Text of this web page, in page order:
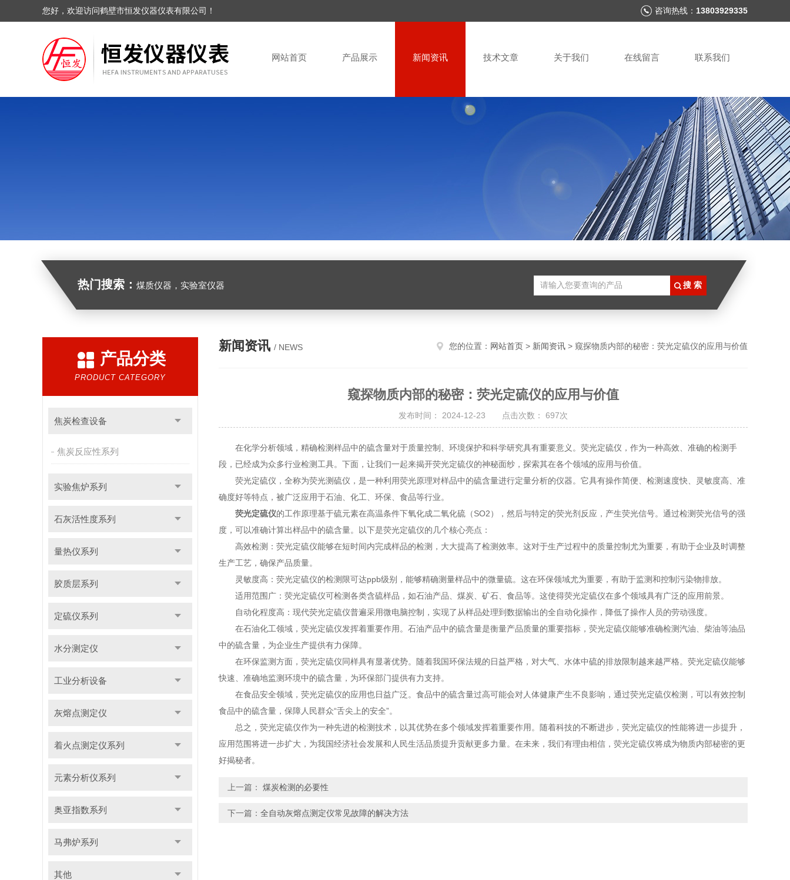
您好，欢迎访问鹤壁市恒发仪器仪表有限公司！ 咨询热线： 13803929335
网站首页 产品展示 新闻资讯 技术文章 关于我们 在线留言 联系我们
热门搜索： 煤质仪器，实验室仪器
产品分类
PRODUCT CATEGORY
焦炭检查设备
焦炭反应性系列
实验焦炉系列
石灰活性度系列
量热仪系列
胶质层系列
定硫仪系列
水分测定仪
工业分析设备
灰熔点测定仪
着火点测定仪系列
元素分析仪系列
奥亚指数系列
马弗炉系列
其他
新闻资讯 / NEWS 您的位置： 网站首页 > 新闻资讯 > 窥探物质内部的秘密：荧光定硫仪的应用与价值
窥探物质内部的秘密：荧光定硫仪的应用与价值
发布时间： 2024-12-23 点击次数： 697次
在化学分析领域，精确检测样品中的硫含量对于质量控制、环境保护和科学研究具有重要意义。荧光定硫仪，作为一种高效、准确的检测手
段，已经成为众多行业检测工具。下面，让我们一起来揭开荧光定硫仪的神秘面纱，探索其在各个领域的应用与价值。
荧光定硫仪，全称为荧光测硫仪，是一种利用荧光原理对样品中的硫含量进行定量分析的仪器。它具有操作简便、检测速度快、灵敏度高、准
确度好等特点，被广泛应用于石油、化工、环保、食品等行业。
荧光定硫仪的工作原理基于硫元素在高温条件下氧化成二氧化硫（SO2），然后与特定的荧光剂反应，产生荧光信号。通过检测荧光信号的强
度，可以准确计算出样品中的硫含量。以下是荧光定硫仪的几个核心亮点：
高效检测：荧光定硫仪能够在短时间内完成样品的检测，大大提高了检测效率。这对于生产过程中的质量控制尤为重要，有助于企业及时调整
生产工艺，确保产品质量。
灵敏度高：荧光定硫仪的检测限可达ppb级别，能够精确测量样品中的微量硫。这在环保领域尤为重要，有助于监测和控制污染物排放。
适用范围广：荧光定硫仪可检测各类含硫样品，如石油产品、煤炭、矿石、食品等。这使得荧光定硫仪在多个领域具有广泛的应用前景。
自动化程度高：现代荧光定硫仪普遍采用微电脑控制，实现了从样品处理到数据输出的全自动化操作，降低了操作人员的劳动强度。
在石油化工领域，荧光定硫仪发挥着重要作用。石油产品中的硫含量是衡量产品质量的重要指标，荧光定硫仪能够准确检测汽油、柴油等油品
中的硫含量，为企业生产提供有力保障。
在环保监测方面，荧光定硫仪同样具有显著优势。随着我国环保法规的日益严格，对大气、水体中硫的排放限制越来越严格。荧光定硫仪能够
快速、准确地监测环境中的硫含量，为环保部门提供有力支持。
在食品安全领域，荧光定硫仪的应用也日益广泛。食品中的硫含量过高可能会对人体健康产生不良影响，通过荧光定硫仪检测，可以有效控制
食品中的硫含量，保障人民群众“舌尖上的安全”。
总之，荧光定硫仪作为一种先进的检测技术，以其优势在多个领域发挥着重要作用。随着科技的不断进步，荧光定硫仪的性能将进一步提升，
应用范围将进一步扩大，为我国经济社会发展和人民生活品质提升贡献更多力量。在未来，我们有理由相信，荧光定硫仪将成为物质内部秘密的更
好揭秘者。
上一篇： ​ 煤炭检测的必要性
下一篇： 全自动灰熔点测定仪常见故障的解决方法